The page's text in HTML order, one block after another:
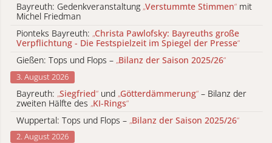
Bayreuth: Gedenkveranstaltung „Verstummte Stimmen“ mit
Michel Friedman
Pionteks Bayreuth: „Christa Pawlofsky: Bayreuths große
Verpflichtung - Die Festspielzeit im Spiegel der Presse“
Gießen: Tops und Flops – „Bilanz der Saison 2025/26“
3. August 2026
Bayreuth: „Siegfried“ und „Götterdämmerung“ – Bilanz der
zweiten Hälfte des „KI-Rings“
Wuppertal: Tops und Flops – „Bilanz der Saison 2025/26“
2. August 2026